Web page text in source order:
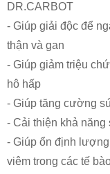
DR.CARBOT
- Giúp giải độc để
thận và gan
- Giúp giảm triệu
hô hấp
- Giúp tăng cường
- Cải thiện khả
- Giúp ổn định
viêm trong các tế